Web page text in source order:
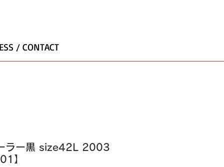
/ CONTACT
ラー黒 size42L 2003
】